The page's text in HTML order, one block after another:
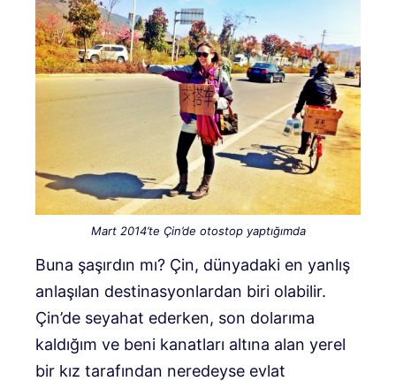
Mart 2014’te Çin’de otostop yaptığımda
Buna şaşırdın mı? Çin, dünyadaki en yanlış
anlaşılan destinasyonlardan biri olabilir.
Çin’de seyahat ederken, son dolarıma
kaldığım ve beni kanatları altına alan yerel
bir kız tarafından neredeyse evlat